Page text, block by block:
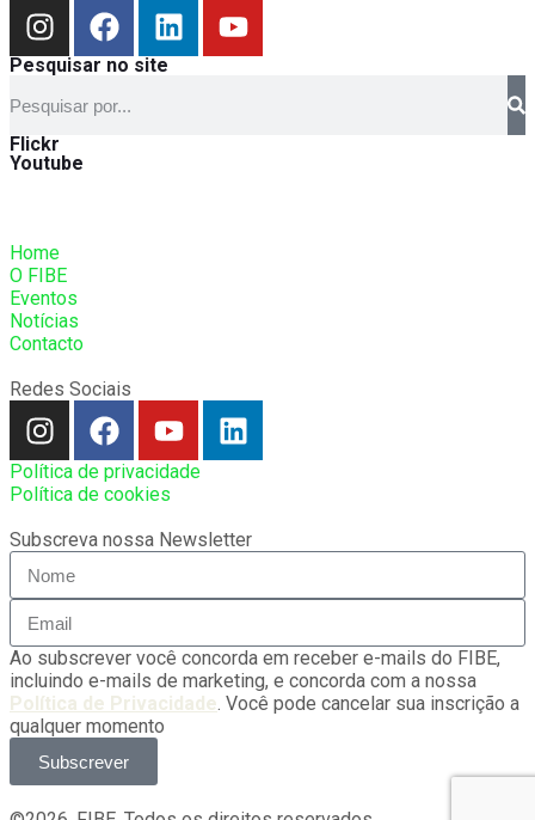
Pesquisar no site
Flickr
Youtube
Home
O FIBE
Eventos
Notícias
Contacto
Redes Sociais
Política de privacidade
Política de cookies
Subscreva nossa Newsletter
Ao subscrever você concorda em receber e-mails do FIBE,
incluindo e-mails de marketing, e concorda com a nossa
Política de Privacidade. Você pode cancelar sua inscrição a
qualquer momento
Subscrever